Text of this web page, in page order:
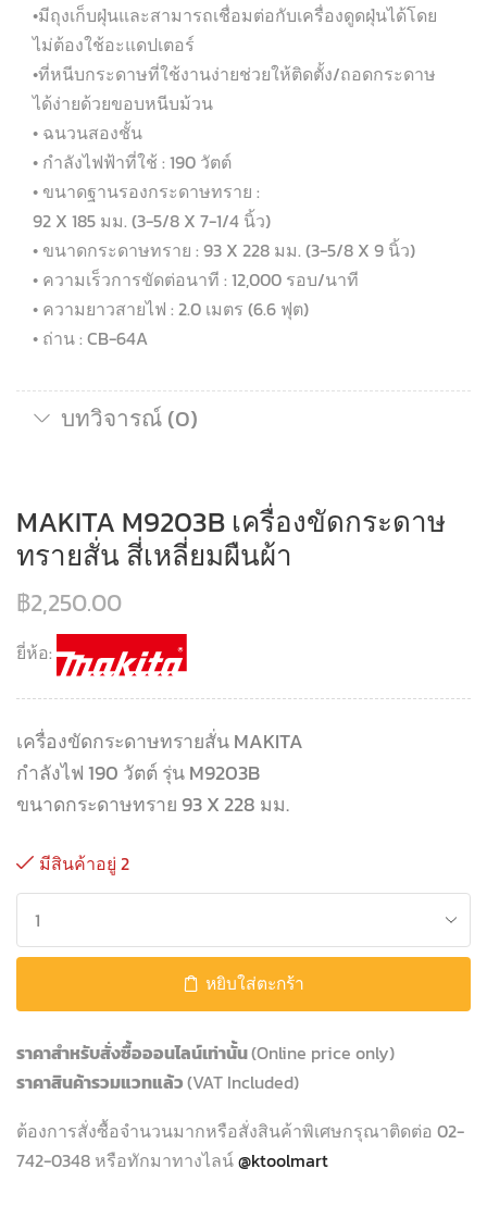
•มีถุงเก็บฝุ่นและสามารถเชื่อมต่อกับเครื่องดูดฝุ่นได้โดย
ไม่ต้องใช้อะแดปเตอร์
•ที่หนีบกระดาษที่ใช้งานง่ายช่วยให้ติดตั้ง/ถอดกระดาษ
ได้ง่ายด้วยขอบหนีบม้วน
• ฉนวนสองชั้น
• กำลังไฟฟ้าที่ใช้ : 190 วัตต์
• ขนาดฐานรองกระดาษทราย :
92 X 185 มม. (3-5/8 X 7-1/4 นิ้ว)
• ขนาดกระดาษทราย : 93 X 228 มม. (3-5/8 X 9 นิ้ว)
• ความเร็วการขัดต่อนาที : 12,000 รอบ/นาที
• ความยาวสายไฟ : 2.0 เมตร (6.6 ฟุต)
• ถ่าน : CB-64A
บทวิจารณ์ (0)
MAKITA M9203B เครื่องขัดกระดาษ
ทรายสั่น สี่เหลี่ยมผืนผ้า
฿2,250.00
ยี่ห้อ:
เครื่องขัดกระดาษทรายสั่น MAKITA
กำลังไฟ 190 วัตต์ รุ่น M9203B
ขนาดกระดาษทราย 93 X 228 มม.
มีสินค้าอยู่ 2
หยิบใส่ตะกร้า
ราคาสำหรับสั่งซื้อออนไลน์เท่านั้น(Online price only)
ราคาสินค้ารวมแวทแล้ว(VAT Included)
ต้องการสั่งซื้อจำนวนมากหรือสั่งสินค้าพิเศษกรุณาติดต่อ 02-
742-0348 หรือทักมาทางไลน์@ktoolmart